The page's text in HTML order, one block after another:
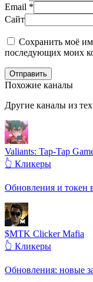
Email *
Сайт
Сохранить моё
последующих моих
Отправить
Похожие каналы
Другие каналы из
Valiants: Tap-Tap
👆 Кликеры
Обновления и токен
$MTK Clicker Mafia
👆 Кликеры
Обновления: новые